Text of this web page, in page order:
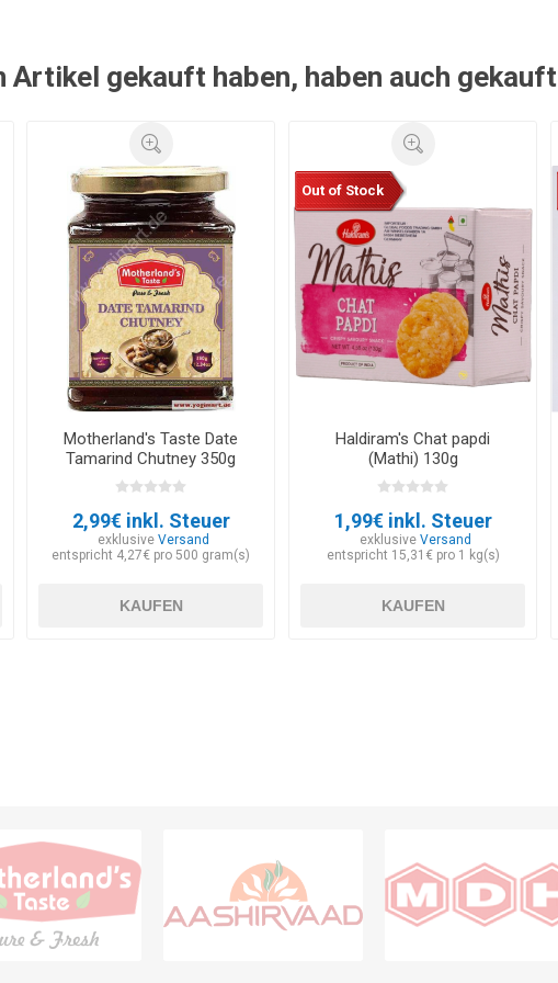
Artikel gekauft haben, haben auch gekauft
Motherland's Taste Date
Tamarind Chutney 350g
2,99€ inkl. Steuer
exklusiveVersand
entspricht 4,27€ pro 500 gram(s)
KAUFEN
Out of Stock
Haldiram's Chat papdi
(Mathi) 130g
1,99€ inkl. Steuer
exklusiveVersand
entspricht 15,31€ pro 1 kg(s)
KAUFEN